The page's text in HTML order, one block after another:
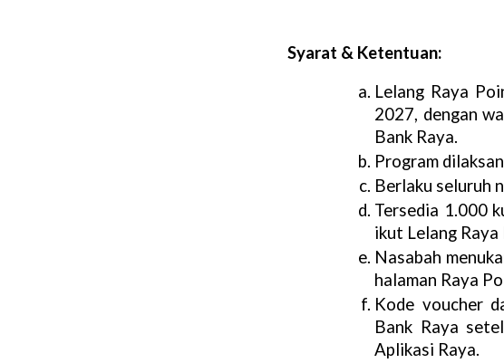
Syarat & Ketentuan:
Lelang Raya
2027, dengan
Bank Raya.
Program
Berlaku seluruh
Tersedia 1.000
ikut Lelang
Nasabah
halaman Raya
Kode voucher
Bank Raya
Aplikasi Raya.